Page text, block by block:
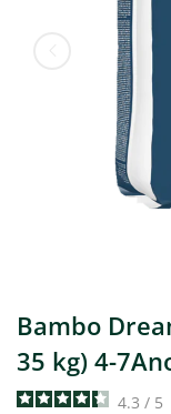
Bambo
35 kg) 4-
4.3 / 5